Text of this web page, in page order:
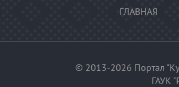
ГЛАВНАЯ
© 2013-2026 Портал
ГАУК